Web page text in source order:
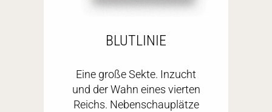
BLUTLINIE
Eine große Sekte. Inzucht
und der Wahn eines vierten
Reichs. Nebenschauplätze